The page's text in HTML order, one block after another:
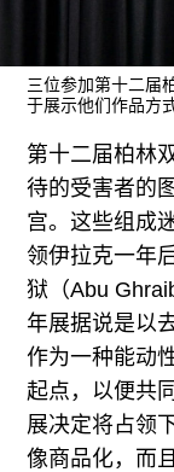
联系我们
关注我们
三位参加第十二届
于展示他们作品方
第十二届柏林
待的受害者的
宫。这些组成
领伊拉克一年
狱（Abu
年展据说是以
作为一种能动
起点，以便共
展决定将占领
像商品化，而